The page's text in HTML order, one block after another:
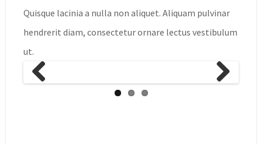
Quisque lacinia a nulla non aliquet. Aliquam pulvinar
hendrerit diam, consectetur ornare lectus vestibulum
ut.